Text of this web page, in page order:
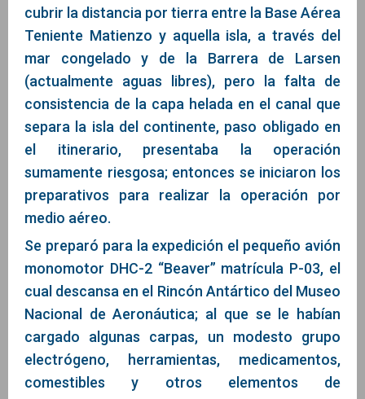
cubrir la distancia por tierra entre la Base Aérea
Teniente Matienzo y aquella isla, a través del
mar congelado y de la Barrera de Larsen
(actualmente aguas libres), pero la falta de
consistencia de la capa helada en el canal que
separa la isla del continente, paso obligado en
el itinerario, presentaba la operación
sumamente riesgosa; entonces se iniciaron los
preparativos para realizar la operación por
medio aéreo.
Se preparó para la expedición el pequeño avión
monomotor DHC-2 “Beaver” matrícula P-03, el
cual descansa en el Rincón Antártico del Museo
Nacional de Aeronáutica; al que se le habían
cargado algunas carpas, un modesto grupo
electrógeno, herramientas, medicamentos,
comestibles y otros elementos de